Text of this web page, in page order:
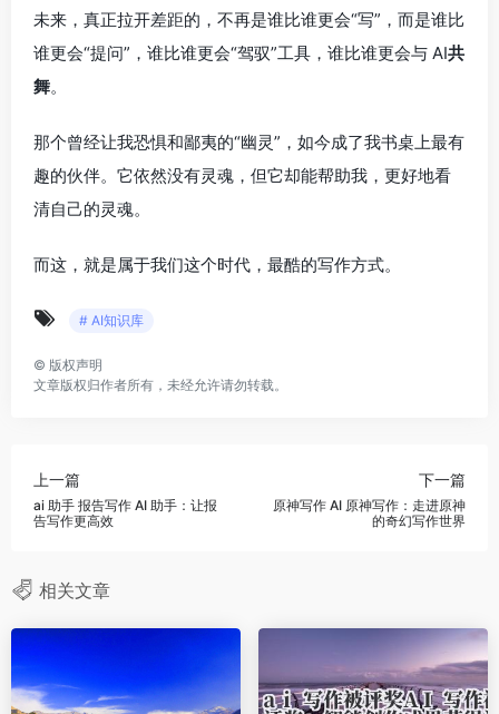
未来，真正拉开差距的，不再是谁比谁更会“写”，而是谁比
谁更会“提问”，谁比谁更会“驾驭”工具，谁比谁更会与 AI共
舞。
那个曾经让我恐惧和鄙夷的“幽灵”，如今成了我书桌上最有
趣的伙伴。它依然没有灵魂，但它却能帮助我，更好地看
清自己的灵魂。
而这，就是属于我们这个时代，最酷的写作方式。
# AI知识库
© 版权声明
文章版权归作者所有，未经允许请勿转载。
上一篇
ai 助手 报告写作 AI 助手：让报
告写作更高效
下一篇
原神写作 AI 原神写作：走进原神
的奇幻写作世界
相关文章